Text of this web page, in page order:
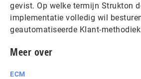
gevist. Op welke termijn Strukton
implementatie volledig wil
geautomatiseerde Klant-
Meer over
ECM